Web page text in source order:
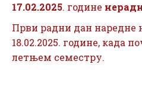
17.02.2025. године
Први радни дан наредне
18.02.2025. године, када
летњем семестру.